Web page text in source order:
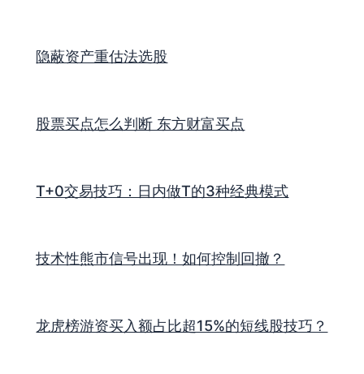
隐蔽资产重估法选股
股票买点怎么判断 东方财富买点
T+0交易技巧：日内做T的3种经典模式
技术性熊市信号出现！如何控制回撤？
龙虎榜游资买入额占比超15%的短线股技巧？